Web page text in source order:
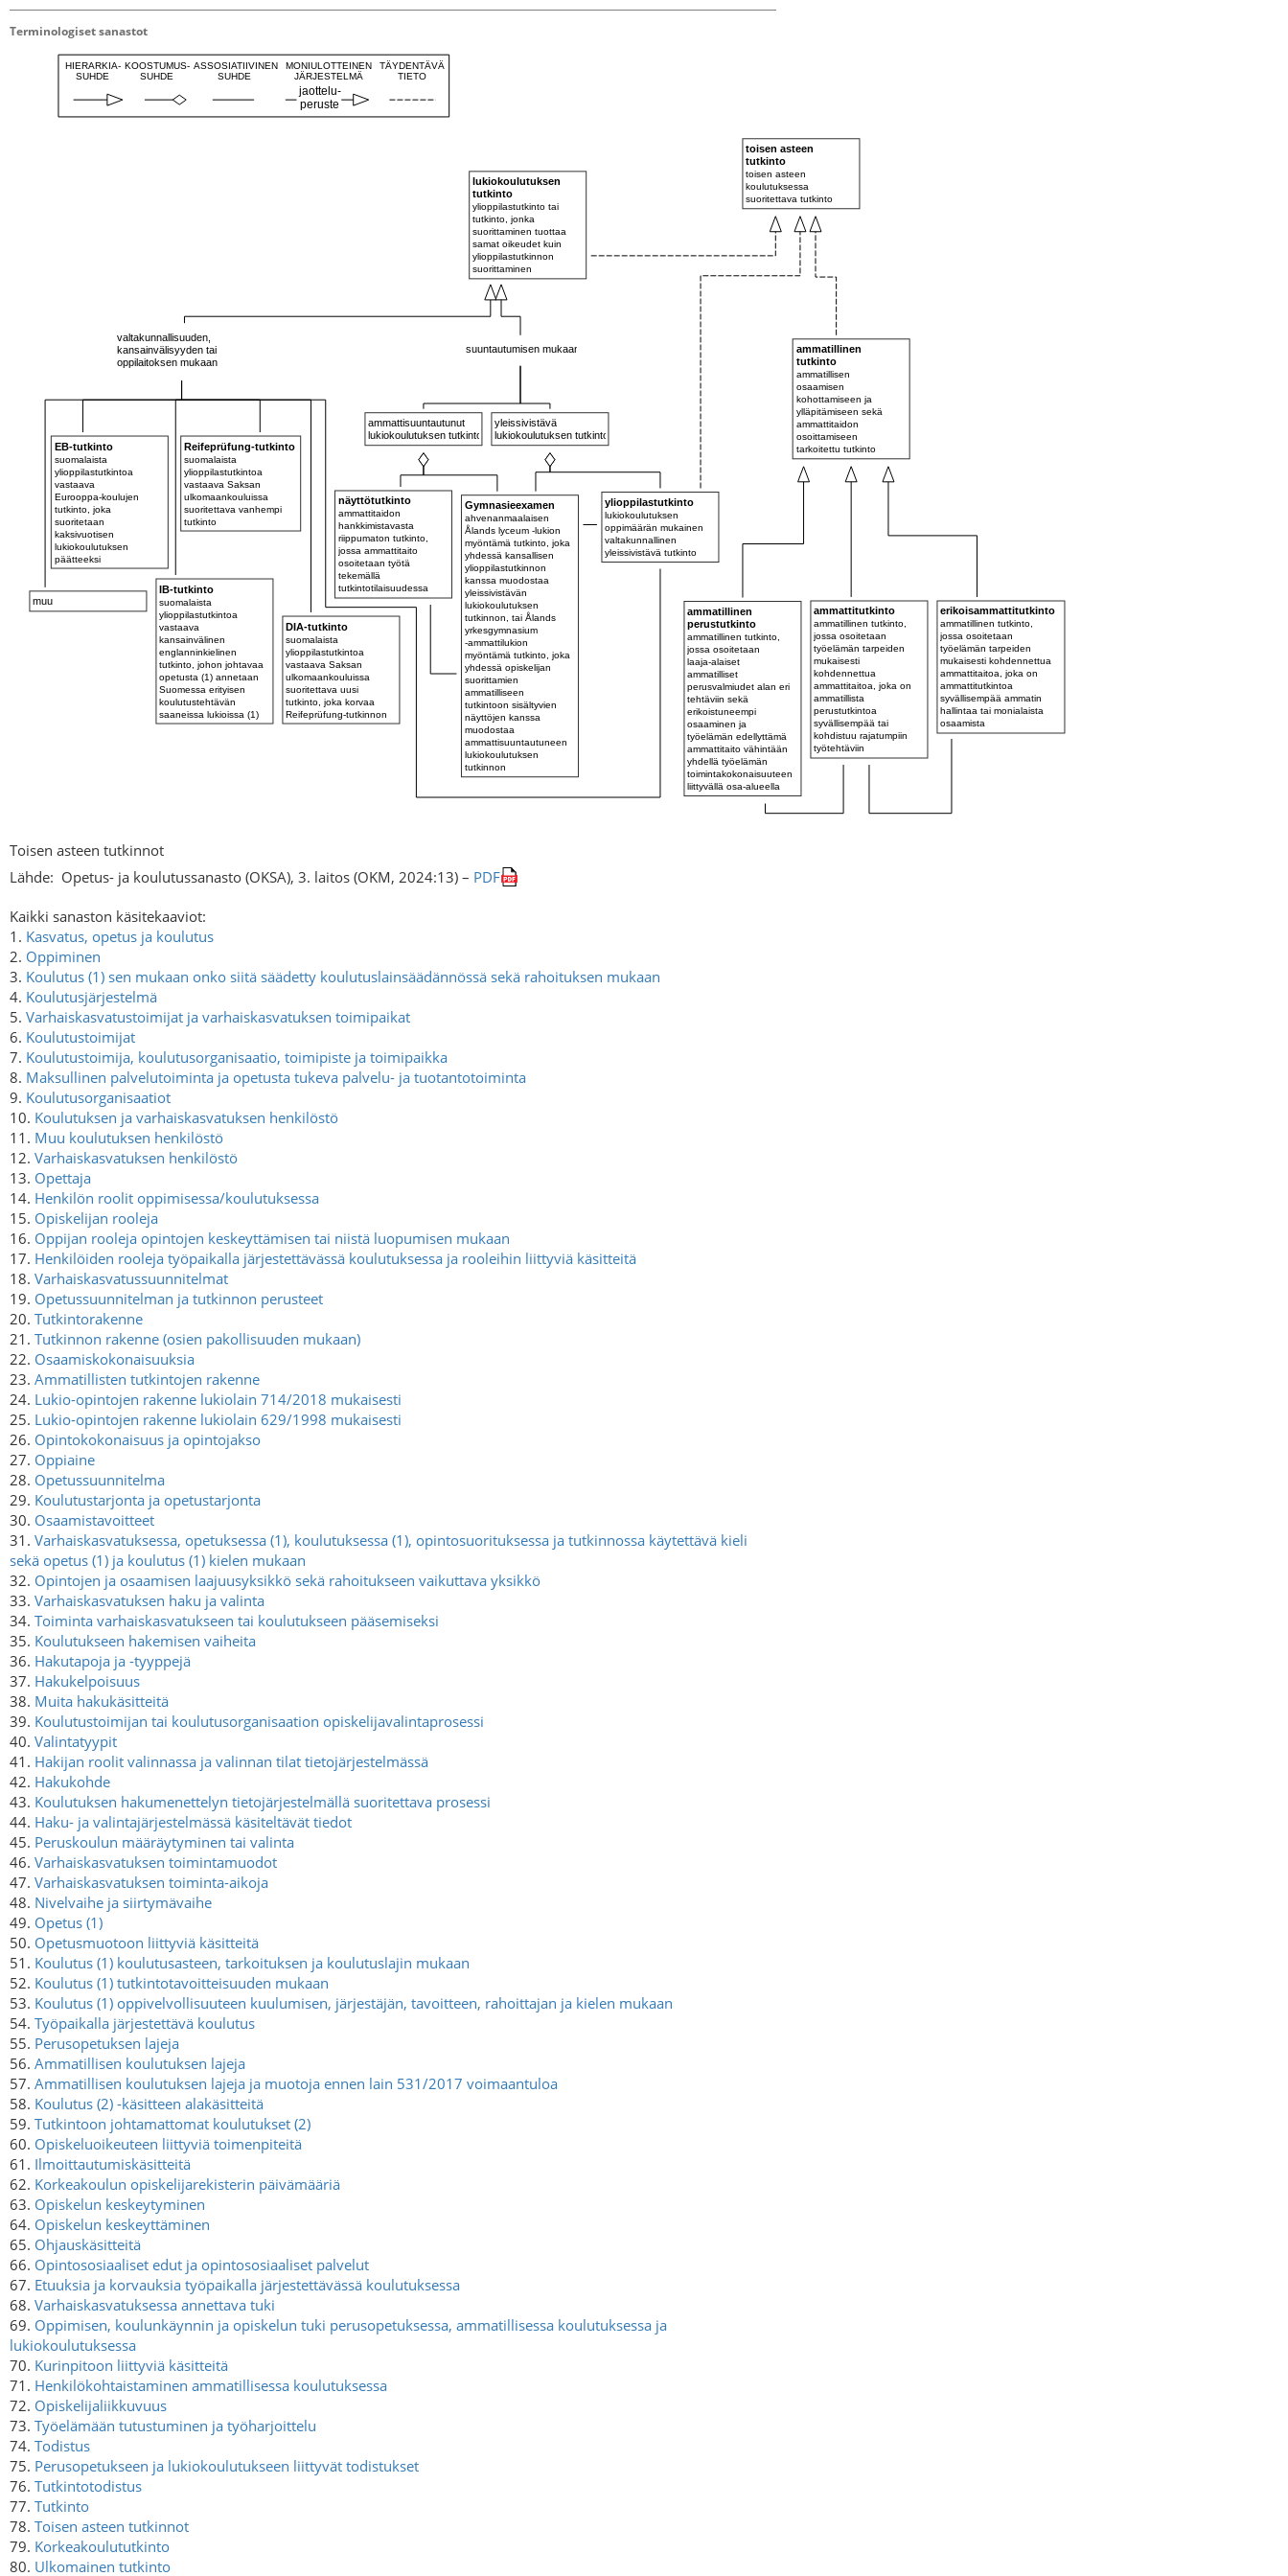
Terminologiset sanastot
Toisen asteen tutkinnot
Lähde: Opetus- ja koulutussanasto (OKSA), 3. laitos (OKM, 2024:13) – PDF
Kaikki sanaston käsitekaaviot:
1. Kasvatus, opetus ja koulutus
2. Oppiminen
3. Koulutus (1) sen mukaan onko siitä säädetty koulutuslainsäädännössä sekä rahoituksen mukaan
4. Koulutusjärjestelmä
5. Varhaiskasvatustoimijat ja varhaiskasvatuksen toimipaikat
6. Koulutustoimijat
7. Koulutustoimija, koulutusorganisaatio, toimipiste ja toimipaikka
8. Maksullinen palvelutoiminta ja opetusta tukeva palvelu- ja tuotantotoiminta
9. Koulutusorganisaatiot
10. Koulutuksen ja varhaiskasvatuksen henkilöstö
11. Muu koulutuksen henkilöstö
12. Varhaiskasvatuksen henkilöstö
13. Opettaja
14. Henkilön roolit oppimisessa/koulutuksessa
15. Opiskelijan rooleja
16. Oppijan rooleja opintojen keskeyttämisen tai niistä luopumisen mukaan
17. Henkilöiden rooleja työpaikalla järjestettävässä koulutuksessa ja rooleihin liittyviä käsitteitä
18. Varhaiskasvatussuunnitelmat
19. Opetussuunnitelman ja tutkinnon perusteet
20. Tutkintorakenne
21. Tutkinnon rakenne (osien pakollisuuden mukaan)
22. Osaamiskokonaisuuksia
23. Ammatillisten tutkintojen rakenne
24. Lukio-opintojen rakenne lukiolain 714/2018 mukaisesti
25. Lukio-opintojen rakenne lukiolain 629/1998 mukaisesti
26. Opintokokonaisuus ja opintojakso
27. Oppiaine
28. Opetussuunnitelma
29. Koulutustarjonta ja opetustarjonta
30. Osaamistavoitteet
31. Varhaiskasvatuksessa, opetuksessa (1), koulutuksessa (1), opintosuorituksessa ja tutkinnossa käytettävä kieli
sekä opetus (1) ja koulutus (1) kielen mukaan
32. Opintojen ja osaamisen laajuusyksikkö sekä rahoitukseen vaikuttava yksikkö
33. Varhaiskasvatuksen haku ja valinta
34. Toiminta varhaiskasvatukseen tai koulutukseen pääsemiseksi
35. Koulutukseen hakemisen vaiheita
36. Hakutapoja ja -tyyppejä
37. Hakukelpoisuus
38. Muita hakukäsitteitä
39. Koulutustoimijan tai koulutusorganisaation opiskelijavalintaprosessi
40. Valintatyypit
41. Hakijan roolit valinnassa ja valinnan tilat tietojärjestelmässä
42. Hakukohde
43. Koulutuksen hakumenettelyn tietojärjestelmällä suoritettava prosessi
44. Haku- ja valintajärjestelmässä käsiteltävät tiedot
45. Peruskoulun määräytyminen tai valinta
46. Varhaiskasvatuksen toimintamuodot
47. Varhaiskasvatuksen toiminta-aikoja
48. Nivelvaihe ja siirtymävaihe
49. Opetus (1)
50. Opetusmuotoon liittyviä käsitteitä
51. Koulutus (1) koulutusasteen, tarkoituksen ja koulutuslajin mukaan
52. Koulutus (1) tutkintotavoitteisuuden mukaan
53. Koulutus (1) oppivelvollisuuteen kuulumisen, järjestäjän, tavoitteen, rahoittajan ja kielen mukaan
54. Työpaikalla järjestettävä koulutus
55. Perusopetuksen lajeja
56. Ammatillisen koulutuksen lajeja
57. Ammatillisen koulutuksen lajeja ja muotoja ennen lain 531/2017 voimaantuloa
58. Koulutus (2) -käsitteen alakäsitteitä
59. Tutkintoon johtamattomat koulutukset (2)
60. Opiskeluoikeuteen liittyviä toimenpiteitä
61. Ilmoittautumiskäsitteitä
62. Korkeakoulun opiskelijarekisterin päivämääriä
63. Opiskelun keskeytyminen
64. Opiskelun keskeyttäminen
65. Ohjauskäsitteitä
66. Opintososiaaliset edut ja opintososiaaliset palvelut
67. Etuuksia ja korvauksia työpaikalla järjestettävässä koulutuksessa
68. Varhaiskasvatuksessa annettava tuki
69. Oppimisen, koulunkäynnin ja opiskelun tuki perusopetuksessa, ammatillisessa koulutuksessa ja
lukiokoulutuksessa
70. Kurinpitoon liittyviä käsitteitä
71. Henkilökohtaistaminen ammatillisessa koulutuksessa
72. Opiskelijaliikkuvuus
73. Työelämään tutustuminen ja työharjoittelu
74. Todistus
75. Perusopetukseen ja lukiokoulutukseen liittyvät todistukset
76. Tutkintotodistus
77. Tutkinto
78. Toisen asteen tutkinnot
79. Korkeakoulututkinto
80. Ulkomainen tutkinto